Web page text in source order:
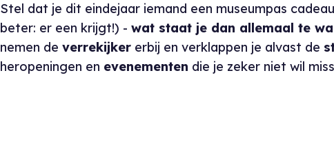
Stel dat je dit eindejaar iemand een museumpas
beter: er een krijgt!) - wat staat je dan allemaal te
nemen de verrekijker erbij en verklappen je alvast de
heropeningen en evenementen die je zeker niet wil